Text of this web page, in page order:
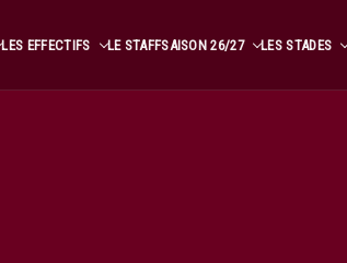
LES EFFECTIFS LE STAFFSAISON 26/27 LES STADES